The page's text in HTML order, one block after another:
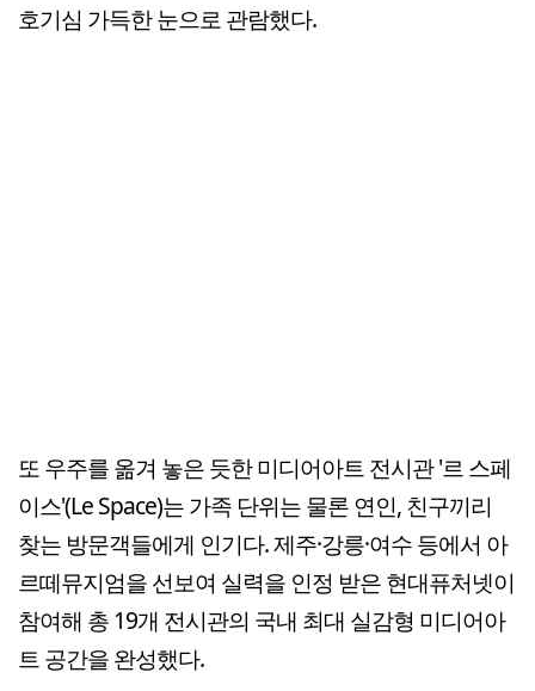
호기심 가득한 눈으로 관람했다.
또 우주를 옮겨 놓은 듯한 미디어아트 전시관 '르 스페
이스'(Le Space)는 가족 단위는 물론 연인, 친구끼리
찾는 방문객들에게 인기다. 제주·강릉·여수 등에서 아
르떼뮤지엄을 선보여 실력을 인정 받은 현대퓨처넷이
참여해 총 19개 전시관의 국내 최대 실감형 미디어아
트 공간을 완성했다.